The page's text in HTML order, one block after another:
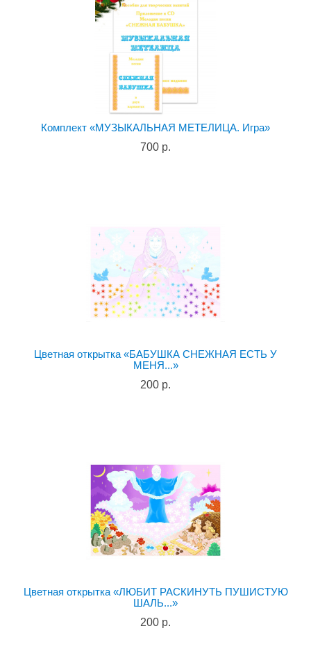
Комплект «МУЗЫКАЛЬНАЯ МЕТЕЛИЦА. Игра»
700 р.
Цветная открытка «БАБУШКА СНЕЖНАЯ ЕСТЬ У
МЕНЯ...»
200 р.
Цветная открытка «ЛЮБИТ РАСКИНУТЬ ПУШИСТУЮ
ШАЛЬ...»
200 р.